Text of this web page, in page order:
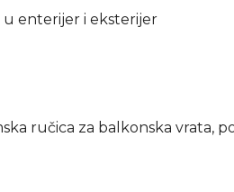
u enterijer i eksterijer
ručica za balkonska vrata,